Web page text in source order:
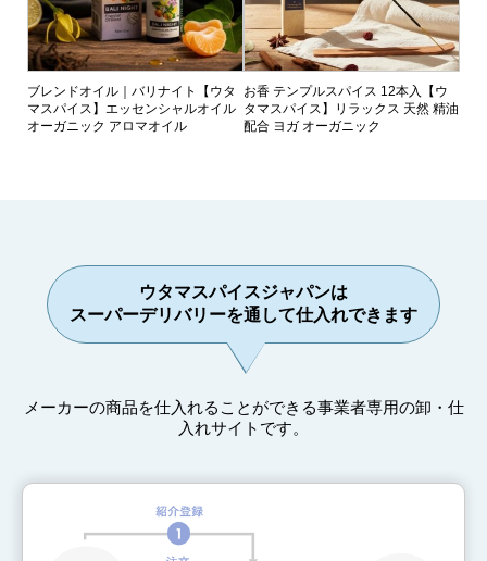
ブレンドオイル｜バリナイト【ウタ
マスパイス】エッセンシャルオイル
オーガニック アロマオイル
お香 テンプルスパイス 12本入【ウ
タマスパイス】リラックス 天然 精油
配合 ヨガ オーガニック
ウタマスパイスジャパンは
スーパーデリバリーを通して仕入れできます
メーカーの商品を仕入れることができる事業者専用の卸・仕
入れサイトです。